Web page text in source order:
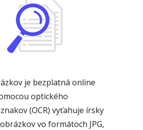
je bezplatná online
optického
(OCR) vyťahuje írsky
vo formátoch JPG,